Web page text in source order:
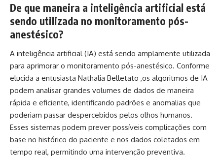
De que maneira a inteligência artificial está
sendo utilizada no monitoramento pós-
anestésico?
A inteligência artificial (IA) está sendo amplamente utilizada
para aprimorar o monitoramento pós-anestésico. Conforme
elucida a entusiasta Nathalia Belletato ,os algoritmos de IA
podem analisar grandes volumes de dados de maneira
rápida e eficiente, identificando padrões e anomalias que
poderiam passar despercebidos pelos olhos humanos.
Esses sistemas podem prever possíveis complicações com
base no histórico do paciente e nos dados coletados em
tempo real, permitindo uma intervenção preventiva.